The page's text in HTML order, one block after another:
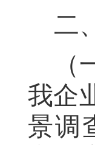
二
我企
景调